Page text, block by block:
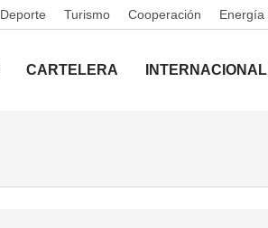
Deporte Turismo Cooperación Energía
CARTELERA INTERNACIONAL